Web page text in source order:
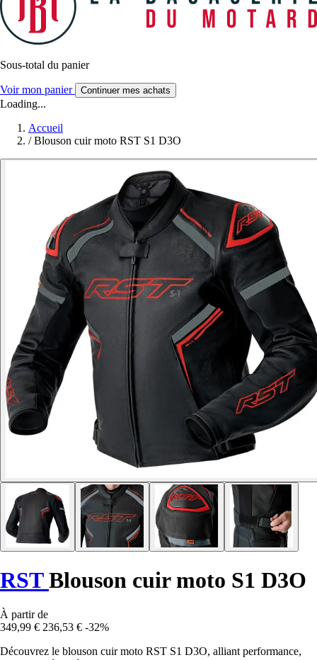
Sous-total du panier
Voir mon panier Continuer mes achats
Loading...
Accueil
/ Blouson cuir moto RST S1 D3O
RSTBlouson cuir moto S1 D3O
À partir de
349,99 € 236,53 € -32%
Découvrez le blouson cuir moto RST S1 D3O, alliant performance,